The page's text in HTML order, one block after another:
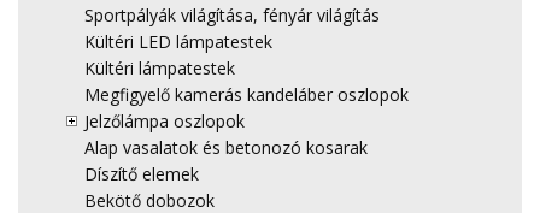
Sportpályák világítása, fényár világítás
Kültéri LED lámpatestek
Kültéri lámpatestek
Megfigyelő kamerás kandeláber oszlopok
Jelzőlámpa oszlopok
Alap vasalatok és betonozó kosarak
Díszítő elemek
Bekötő dobozok